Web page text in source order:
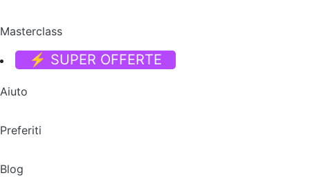
Masterclass
⚡ SUPER OFFERTE
Aiuto
Preferiti
Blog